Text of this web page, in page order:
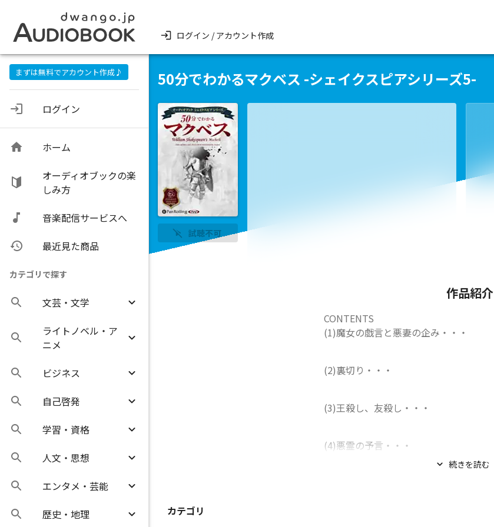
ログイン / アカウント作成
まずは無料でアカウント作成♪
ログイン
ホーム
オーディオブックの楽
しみ方
音楽配信サービスへ
最近見た商品
カテゴリで探す
文芸・文学
ライトノベル・ア
ニメ
ビジネス
自己啓発
学習・資格
人文・思想
エンタメ・芸能
歴史・地理
50分でわかるマクベス -シェイクスピアシリーズ5-
試聴不可
作品紹介
CONTENTS
(1)魔女の戯言と悪妻の企み・・・
(2)裏切り・・・
(3)王殺し、友殺し・・・
(4)悪霊の予言・・・
続きを読む
カテゴリ